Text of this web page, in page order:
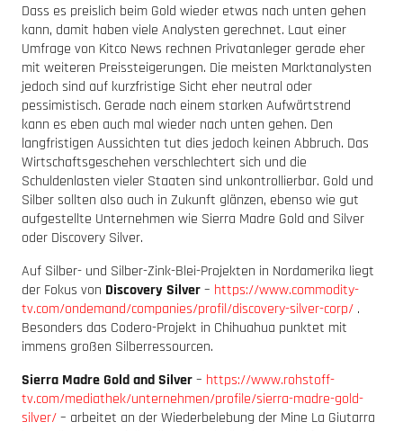
Dass es preislich beim Gold wieder etwas nach unten gehen
kann, damit haben viele Analysten gerechnet. Laut einer
Umfrage von Kitco News rechnen Privatanleger gerade eher
mit weiteren Preissteigerungen. Die meisten Marktanalysten
jedoch sind auf kurzfristige Sicht eher neutral oder
pessimistisch. Gerade nach einem starken Aufwärtstrend
kann es eben auch mal wieder nach unten gehen. Den
langfristigen Aussichten tut dies jedoch keinen Abbruch. Das
Wirtschaftsgeschehen verschlechtert sich und die
Schuldenlasten vieler Staaten sind unkontrollierbar. Gold und
Silber sollten also auch in Zukunft glänzen, ebenso wie gut
aufgestellte Unternehmen wie Sierra Madre Gold and Silver
oder Discovery Silver.
Auf Silber- und Silber-Zink-Blei-Projekten in Nordamerika liegt
der Fokus von Discovery Silver– https://www.commodity-
tv.com/ondemand/companies/profil/discovery-silver-corp/ .
Besonders das Codero-Projekt in Chihuahua punktet mit
immens großen Silberressourcen.
Sierra Madre Gold and Silver– https://www.rohstoff-
tv.com/mediathek/unternehmen/profile/sierra-madre-gold-
silver/– arbeitet an der Wiederbelebung der Mine La Giutarra